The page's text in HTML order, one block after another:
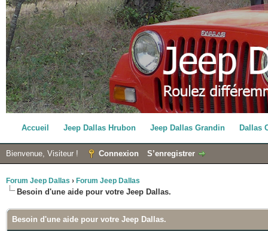
Accueil Jeep Dallas Hrubon Jeep Dallas Grandin Dallas
Bienvenue, Visiteur ! Connexion S’enregistrer
Forum Jeep Dallas › Forum Jeep Dallas
Besoin d'une aide pour votre Jeep Dallas.
Besoin d'une aide pour votre Jeep Dallas.